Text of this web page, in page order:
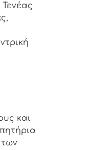
και